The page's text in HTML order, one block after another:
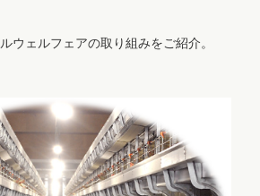
ウェルフェアの取り組みをご紹介。